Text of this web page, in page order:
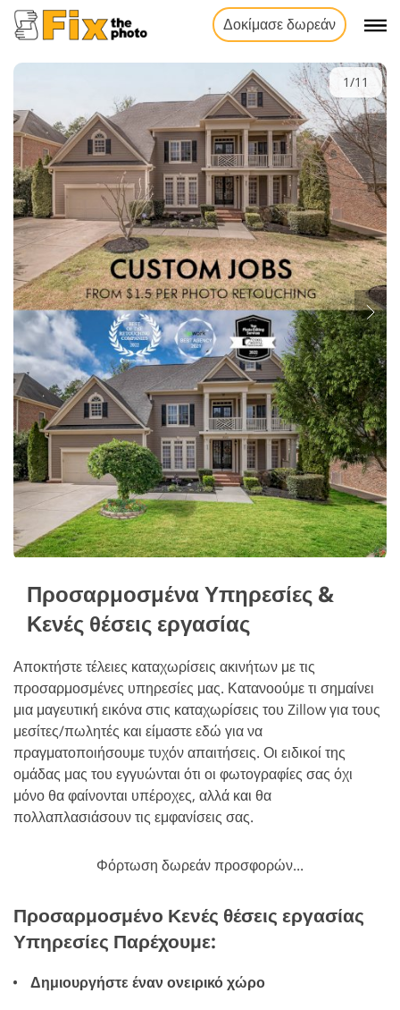
Δοκίμασε δωρεάν
1/11
Προσαρμοσμένα Υπηρεσίες &
Κενές θέσεις εργασίας
Αποκτήστε τέλειες καταχωρίσεις ακινήτων με τις
προσαρμοσμένες υπηρεσίες μας. Κατανοούμε τι σημαίνει
μια μαγευτική εικόνα στις καταχωρίσεις του Zillow για τους
μεσίτες/πωλητές και είμαστε εδώ για να
πραγματοποιήσουμε τυχόν απαιτήσεις. Οι ειδικοί της
ομάδας μας του εγγυώνται ότι οι φωτογραφίες σας όχι
μόνο θα φαίνονται υπέροχες, αλλά και θα
πολλαπλασιάσουν τις εμφανίσεις σας.
Φόρτωση δωρεάν προσφορών...
Προσαρμοσμένο Κενές θέσεις εργασίας
Υπηρεσίες Παρέχουμε:
Δημιουργήστε έναν ονειρικό χώρο